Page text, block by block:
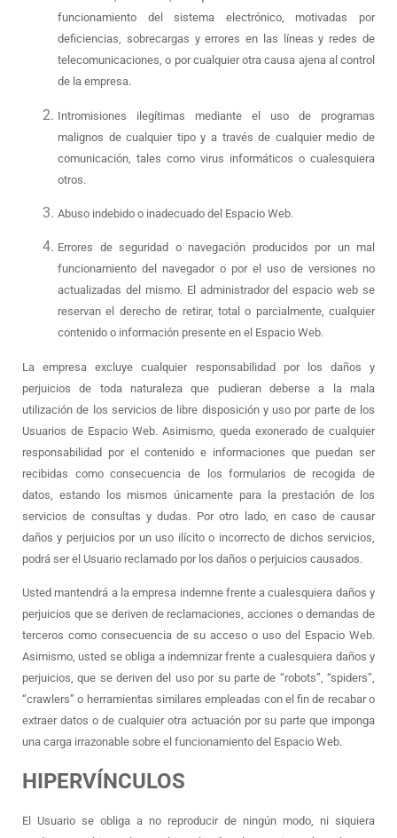
funcionamiento del sistema electrónico, motivadas por
deficiencias, sobrecargas y errores en las líneas y redes de
telecomunicaciones, o por cualquier otra causa ajena al control
de la empresa.
Intromisiones ilegítimas mediante el uso de programas
malignos de cualquier tipo y a través de cualquier medio de
comunicación, tales como virus informáticos o cualesquiera
otros.
Abuso indebido o inadecuado del Espacio Web.
Errores de seguridad o navegación producidos por un mal
funcionamiento del navegador o por el uso de versiones no
actualizadas del mismo. El administrador del espacio web se
reservan el derecho de retirar, total o parcialmente, cualquier
contenido o información presente en el Espacio Web.
La empresa excluye cualquier responsabilidad por los daños y
perjuicios de toda naturaleza que pudieran deberse a la mala
utilización de los servicios de libre disposición y uso por parte de los
Usuarios de Espacio Web. Asimismo, queda exonerado de cualquier
responsabilidad por el contenido e informaciones que puedan ser
recibidas como consecuencia de los formularios de recogida de
datos, estando los mismos únicamente para la prestación de los
servicios de consultas y dudas. Por otro lado, en caso de causar
daños y perjuicios por un uso ilícito o incorrecto de dichos servicios,
podrá ser el Usuario reclamado por los daños o perjuicios causados.
Usted mantendrá a la empresa indemne frente a cualesquiera daños y
perjuicios que se deriven de reclamaciones, acciones o demandas de
terceros como consecuencia de su acceso o uso del Espacio Web.
Asimismo, usted se obliga a indemnizar frente a cualesquiera daños y
perjuicios, que se deriven del uso por su parte de “robots”, “spiders”,
“crawlers” o herramientas similares empleadas con el fin de recabar o
extraer datos o de cualquier otra actuación por su parte que imponga
una carga irrazonable sobre el funcionamiento del Espacio Web.
HIPERVÍNCULOS
El Usuario se obliga a no reproducir de ningún modo, ni siquiera